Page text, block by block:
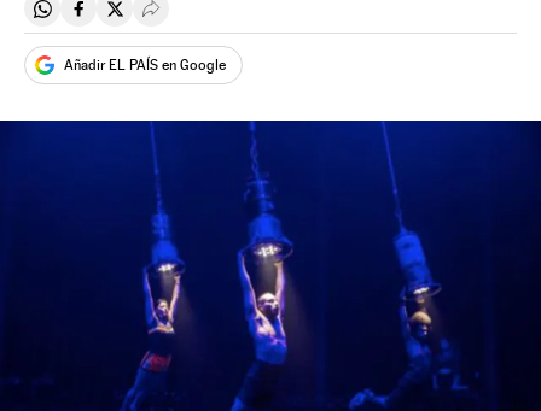
Compartir en Whatsapp
Compartir en Facebook
Compartir en Twitter
Desplegar Redes Sociales
Añadir EL PAÍS en Google